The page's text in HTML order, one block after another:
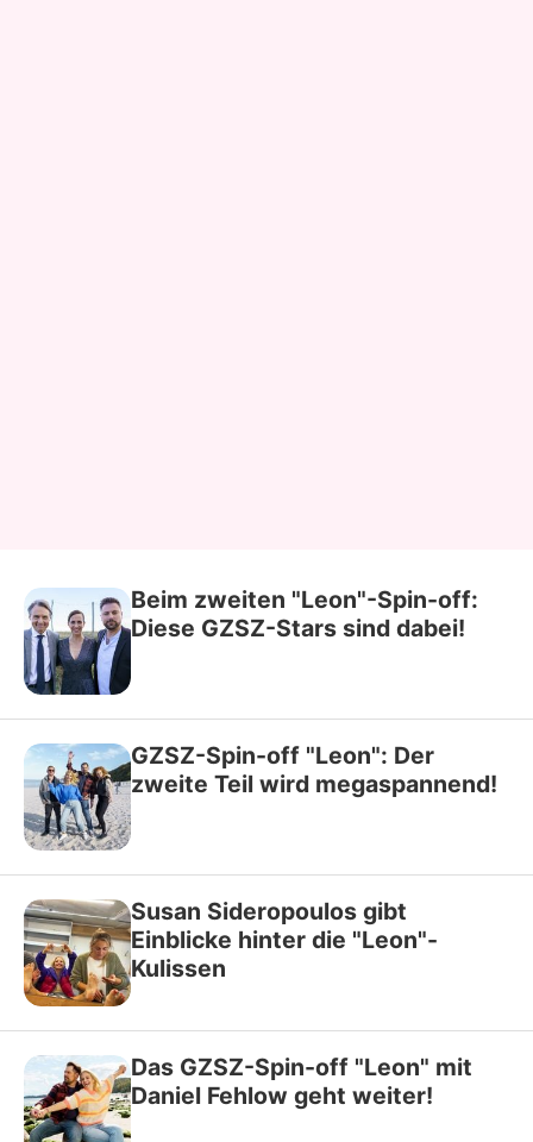
Beim zweiten "Leon"-Spin-off:
Diese GZSZ-Stars sind dabei!
GZSZ-Spin-off "Leon": Der
zweite Teil wird megaspannend!
Susan Sideropoulos gibt
Einblicke hinter die "Leon"-
Kulissen
Das GZSZ-Spin-off "Leon" mit
Daniel Fehlow geht weiter!